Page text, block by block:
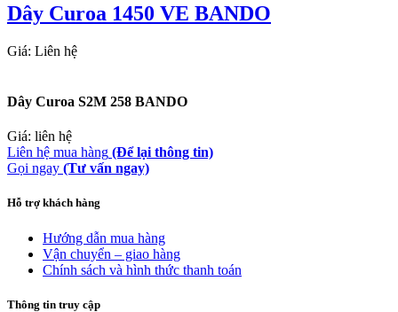
Dây Curoa 1450 VE BANDO
Giá: Liên hệ
Dây Curoa S2M 258 BANDO
Giá: liên hệ
Liên hệ mua hàng (Để lại thông tin)
Gọi ngay (Tư vấn ngay)
Hỗ trợ khách hàng
Hướng dẫn mua hàng
Vận chuyển – giao hàng
Chính sách và hình thức thanh toán
Thông tin truy cập